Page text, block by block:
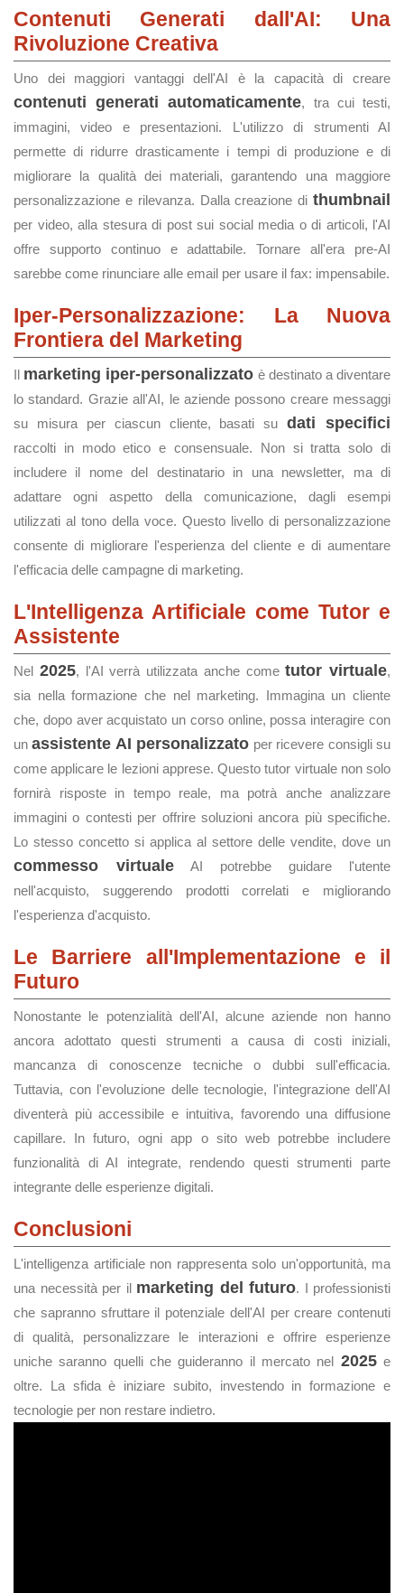
Contenuti Generati dall'AI: Una
Rivoluzione Creativa
Uno dei maggiori vantaggi dell'AI è la capacità di creare
contenuti generati automaticamente, tra cui testi,
immagini, video e presentazioni. L'utilizzo di strumenti AI
permette di ridurre drasticamente i tempi di produzione e di
migliorare la qualità dei materiali, garantendo una maggiore
personalizzazione e rilevanza. Dalla creazione di thumbnail
per video, alla stesura di post sui social media o di articoli, l'AI
offre supporto continuo e adattabile. Tornare all'era pre-AI
sarebbe come rinunciare alle email per usare il fax: impensabile.
Iper-Personalizzazione: La Nuova
Frontiera del Marketing
Il marketing iper-personalizzato è destinato a diventare
lo standard. Grazie all'AI, le aziende possono creare messaggi
su misura per ciascun cliente, basati sudati specifici
raccolti in modo etico e consensuale. Non si tratta solo di
includere il nome del destinatario in una newsletter, ma di
adattare ogni aspetto della comunicazione, dagli esempi
utilizzati al tono della voce. Questo livello di personalizzazione
consente di migliorare l'esperienza del cliente e di aumentare
l'efficacia delle campagne di marketing.
L'Intelligenza Artificiale come Tutor e
Assistente
Nel 2025, l'AI verrà utilizzata anche cometutor virtuale,
sia nella formazione che nel marketing. Immagina un cliente
che, dopo aver acquistato un corso online, possa interagire con
unassistente AI personalizzato per ricevere consigli su
come applicare le lezioni apprese. Questo tutor virtuale non solo
fornirà risposte in tempo reale, ma potrà anche analizzare
immagini o contesti per offrire soluzioni ancora più specifiche.
Lo stesso concetto si applica al settore delle vendite, dove un
commesso virtuale AI potrebbe guidare l'utente
nell'acquisto, suggerendo prodotti correlati e migliorando
l'esperienza d'acquisto.
Le Barriere all'Implementazione e il
Futuro
Nonostante le potenzialità dell'AI, alcune aziende non hanno
ancora adottato questi strumenti a causa di costi iniziali,
mancanza di conoscenze tecniche o dubbi sull'efficacia.
Tuttavia, con l'evoluzione delle tecnologie, l'integrazione dell'AI
diventerà più accessibile e intuitiva, favorendo una diffusione
capillare. In futuro, ogni app o sito web potrebbe includere
funzionalità di AI integrate, rendendo questi strumenti parte
integrante delle esperienze digitali.
Conclusioni
L'intelligenza artificiale non rappresenta solo un'opportunità, ma
una necessità per il marketing del futuro. I professionisti
che sapranno sfruttare il potenziale dell'AI per creare contenuti
di qualità, personalizzare le interazioni e offrire esperienze
uniche saranno quelli che guideranno il mercato nel 2025e
oltre. La sfida è iniziare subito, investendo in formazione e
tecnologie per non restare indietro.